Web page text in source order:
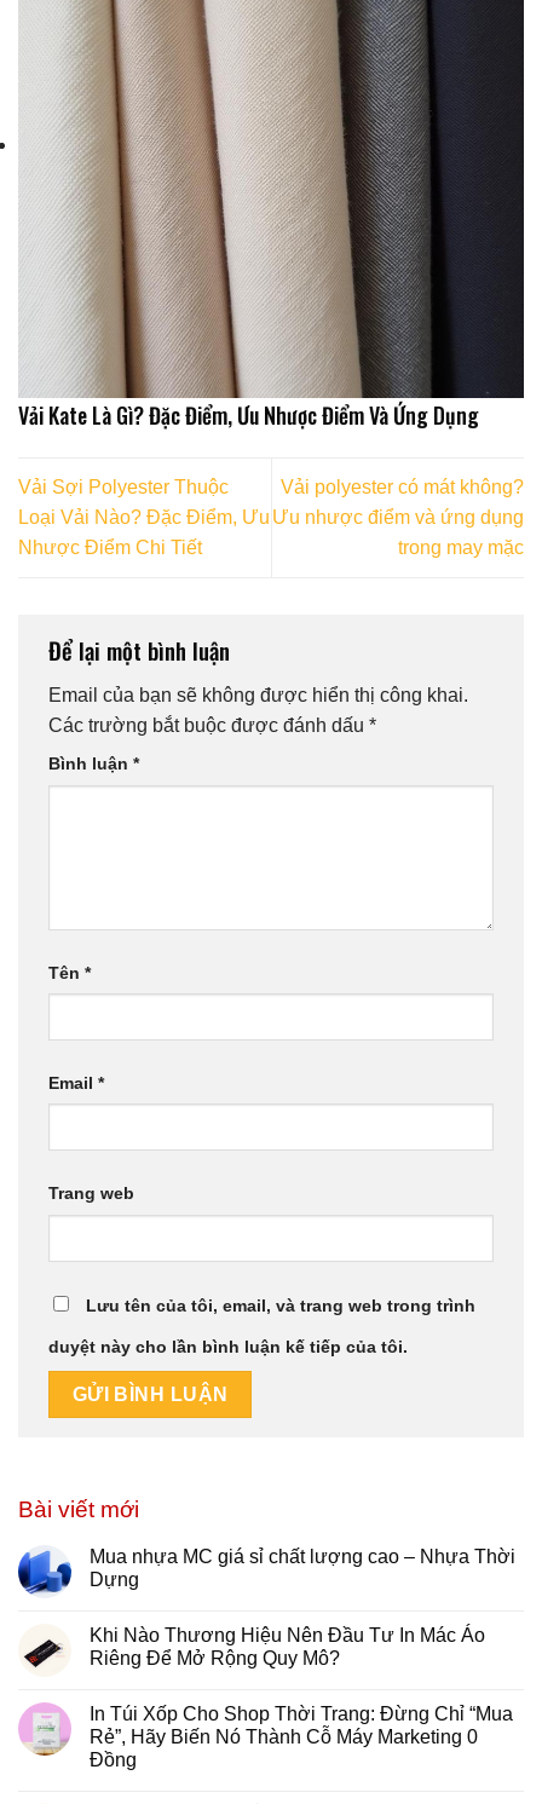
Vải Kate Là Gì? Đặc Điểm, Ưu Nhược Điểm Và Ứng Dụng
Vải Sợi Polyester Thuộc
Loại Vải Nào? Đặc Điểm, Ưu
Nhược Điểm Chi Tiết
Vải polyester có mát không?
Ưu nhược điểm và ứng dụng
trong may mặc
Để lại một bình luận
Email của bạn sẽ không được hiển thị công khai.
Các trường bắt buộc được đánh dấu *
Bình luận *
Tên *
Email *
Trang web
Lưu tên của tôi, email, và trang web trong trình
duyệt này cho lần bình luận kế tiếp của tôi.
Bài viết mới
Mua nhựa MC giá sỉ chất lượng cao – Nhựa Thời
Dựng
Khi Nào Thương Hiệu Nên Đầu Tư In Mác Áo
Riêng Để Mở Rộng Quy Mô?
In Túi Xốp Cho Shop Thời Trang: Đừng Chỉ “Mua
Rẻ”, Hãy Biến Nó Thành Cỗ Máy Marketing 0
Đồng